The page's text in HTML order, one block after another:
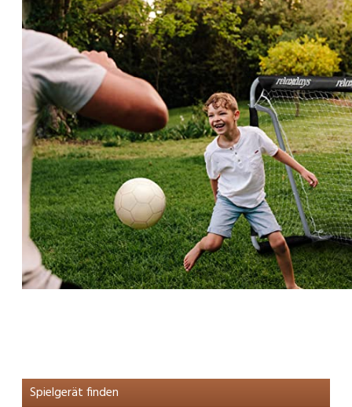
Spielgerät finden